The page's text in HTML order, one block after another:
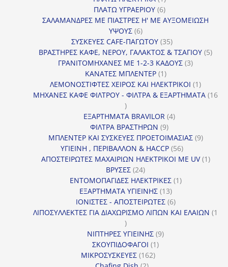
προϊόν
ΠΛΑΤΩ ΥΓΡΑΕΡΙΟΥ 66
προϊόντα
ΣΑΛΑΜΑΝΔΡΕΣ ΜΕ ΠΙΑΣΤΡΕΣ Η' ΜΕ ΑΥΞΟΜΕΙΩΣΗ
ΥΨΟΥΣ 66
προϊόντα
ΣΥΣΚΕΥΕΣ CAFE-ΠΑΓΩΤΟΥ 3535
προϊόντα
ΒΡΑΣΤΗΡΕΣ ΚΑΦΕ, ΝΕΡΟΥ, ΓΑΛΑΚΤΟΣ & ΤΣΑΓΙΟΥ 55
ΓΡΑΝΙΤΟΜΗΧΑΝΕΣ ΜΕ 1-2-3 ΚΑΔΟΥΣ 33
ΚΑΝΑΤΕΣ ΜΠΛΕΝΤΕΡ 11
προϊόν
ΛΕΜΟΝΟΣΤΙΦΤΕΣ ΧΕΙΡΟΣ ΚΑΙ ΗΛΕΚΤΡΙΚΟΙ 11
προϊόν
ΜΗΧΑΝΕΣ ΚΑΦΕ ΦΙΛΤΡΟΥ - ΦΙΛΤΡΑ & ΕΞΑΡΤΗΜΑΤΑ 16
16
προϊόντα
ΕΞΑΡΤΗΜΑΤΑ BRAVILOR 44
ΦΙΛΤΡΑ ΒΡΑΣΤΗΡΩΝ 99
προϊόντα
ΜΠΛΕΝΤΕΡ ΚΑΙ ΣΥΣΚΕΥΕΣ ΠΡΟΕΤΟΙΜΑΣΙΑΣ 99
ΥΓΙΕΙΝΗ , ΠΕΡΙΒΑΛΛΟΝ & HACCP 5656
προϊόντα
ΑΠΟΣΤΕΙΡΩΤΕΣ ΜΑΧΑΙΡΙΩΝ ΗΛΕΚΤΡΙΚΟΙ ΜΕ UV 11
ΒΡΥΣΕΣ 2424
προϊόντα
ΕΝΤΟΜΟΠΑΓΙΔΕΣ ΗΛΕΚΤΡΙΚΕΣ 11
ΕΞΑΡΤΗΜΑΤΑ ΥΓΙΕΙΝΗΣ 1313
προϊόντα
ΙΟΝΙΣΤΕΣ - ΑΠΟΣΤΕΙΡΩΤΕΣ 66
προϊόντα
ΛΙΠΟΣΥΛΛΕΚΤΕΣ ΓΙΑ ΔΙΑΧΩΡΙΣΜΟ ΛΙΠΩΝ ΚΑΙ ΕΛΑΙΩΝ 1
1
προϊόν
ΝΙΠΤΗΡΕΣ ΥΓΙΕΙΝΗΣ 99
ΣΚΟΥΠΙΔΟΦΑΓΟΙ 11
ΜΙΚΡΟΣΥΣΚΕΥΕΣ 162162